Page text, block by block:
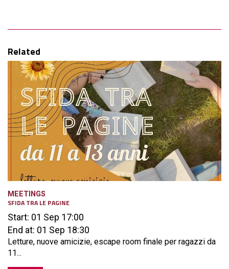
Related
MEETINGS
SFIDA TRA LE PAGINE
Start: 01 Sep 17:00
End at: 01 Sep 18:30
Letture, nuove amicizie, escape room finale per ragazzi da
11...